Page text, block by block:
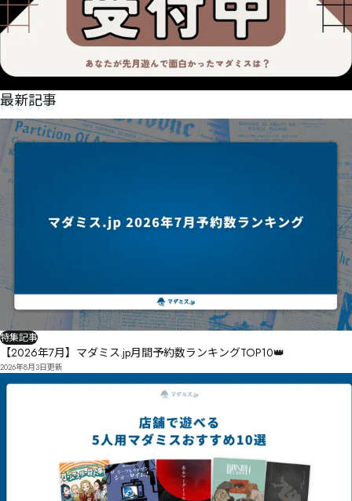
NEWS
最新記事
特集記事
【2026年7月】マダミス.jp月間予約数ランキングTOP10👑
2026年8月3日更新